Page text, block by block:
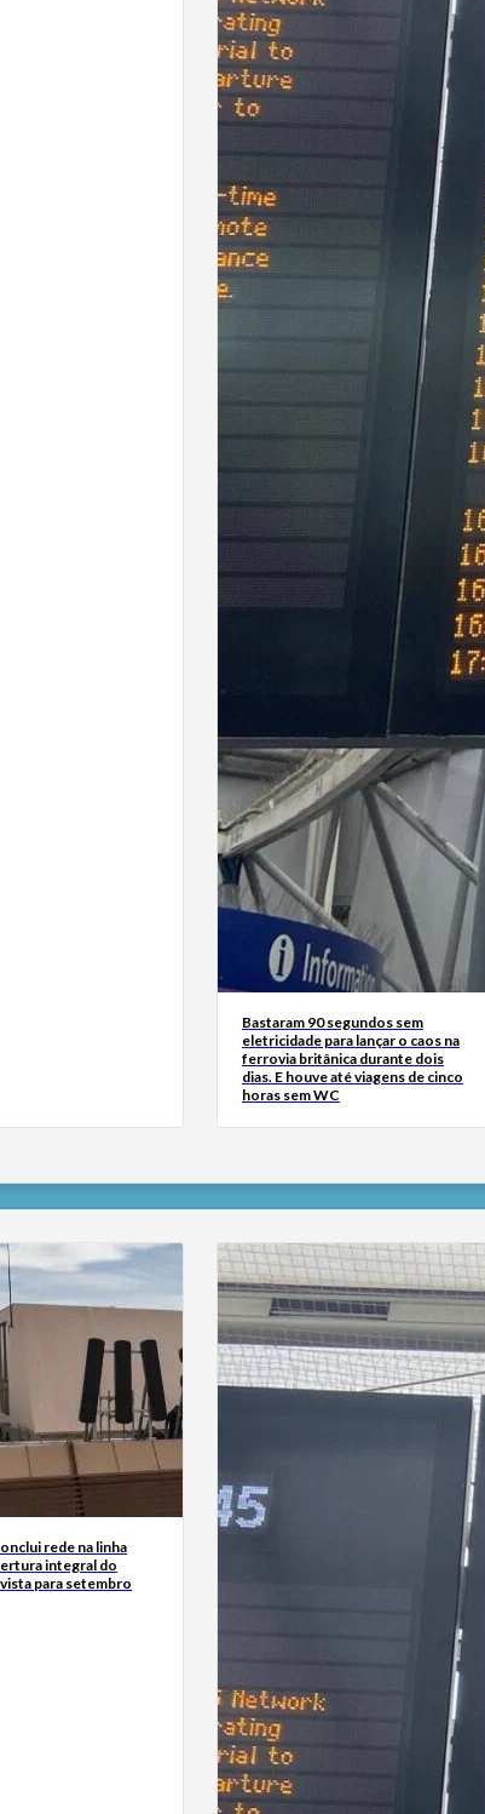
Bastaram 90 segundos sem
eletricidade para lançar o caos na
ferrovia britânica durante dois
dias. E houve até viagens de cinco
horas sem WC
rede na linha
integral do
para setembro